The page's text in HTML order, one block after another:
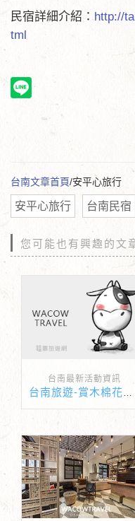
民宿詳細介紹：http://
tml
台南文章首頁/安平心旅行
安平心旅行 台南民宿
您可能也有興趣的文
台南最新活動資訊
台南旅遊-賞木棉花懶人包